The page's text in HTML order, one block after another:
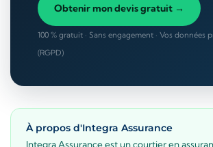
Obtenir mon devis gratuit →
100 % gratuit · Sans engagement · Vos données
(RGPD)
À propos d'Integra Assurance
Integra Assurance est un courtier en